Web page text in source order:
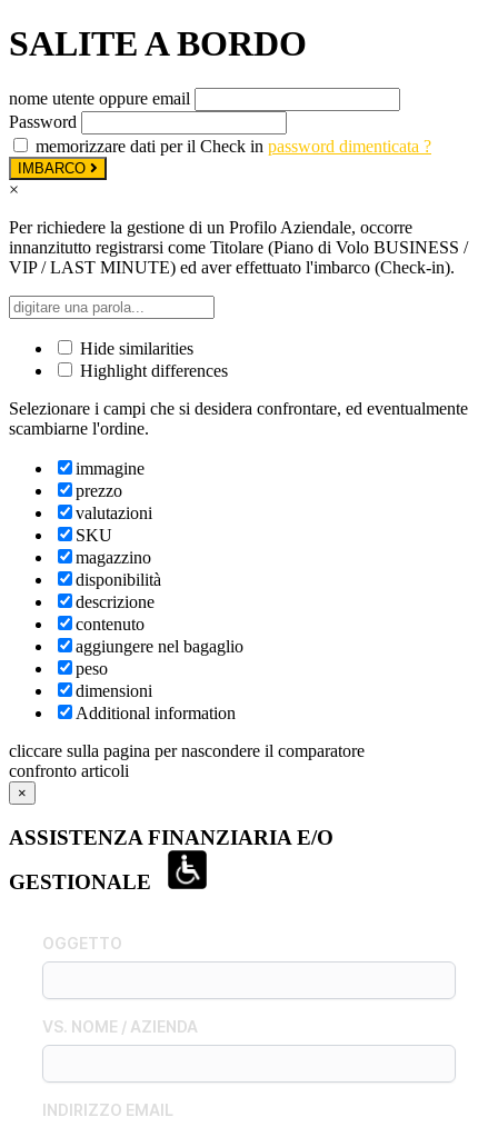
SALITE A BORDO
nome utente oppure email
Password
memorizzare dati per il Check in password dimenticata ?
IMBARCO
×
Per richiedere la gestione di un Profilo Aziendale, occorre
innanzitutto registrarsi come Titolare (Piano di Volo BUSINESS /
VIP / LAST MINUTE) ed aver effettuato l'imbarco (Check-in).
Hide similarities
Highlight differences
Selezionare i campi che si desidera confrontare, ed eventualmente
scambiarne l'ordine.
immagine
prezzo
valutazioni
SKU
magazzino
disponibilità
descrizione
contenuto
aggiungere nel bagaglio
peso
dimensioni
Additional information
cliccare sulla pagina per nascondere il comparatore
confronto articoli
×
ASSISTENZA FINANZIARIA E/O
GESTIONALE